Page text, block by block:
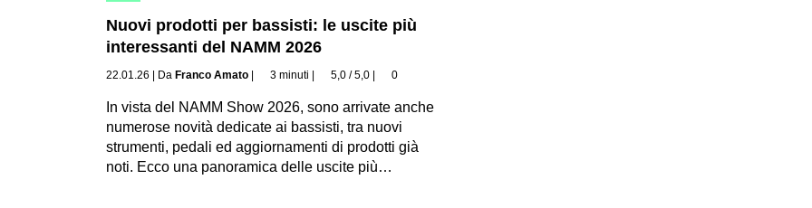
Nuovi prodotti per bassisti: le uscite più
interessanti del NAMM 2026
22.01.26 | Da Franco Amato | 3 minuti | 5,0 / 5,0 | 0
In vista del NAMM Show 2026, sono arrivate anche
numerose novità dedicate ai bassisti, tra nuovi
strumenti, pedali ed aggiornamenti di prodotti già
noti. Ecco una panoramica delle uscite più…